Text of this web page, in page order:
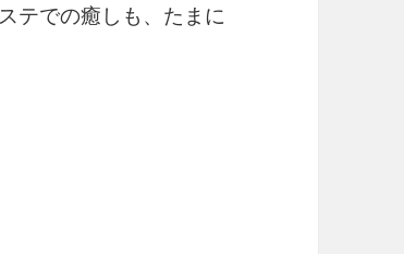
テでの癒しも、たまに